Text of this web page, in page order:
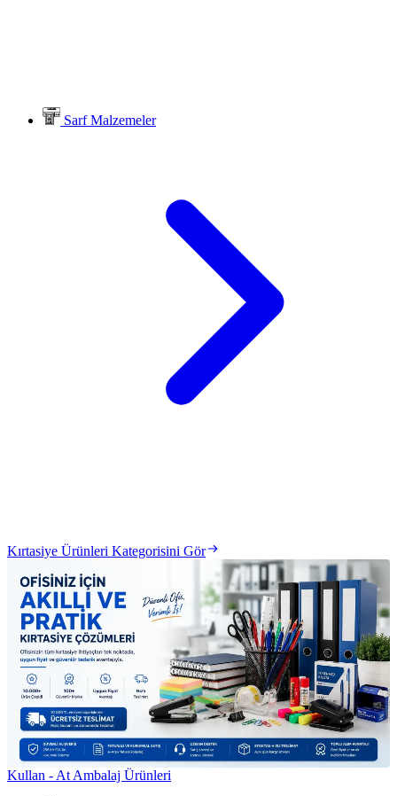
Sarf Malzemeler
Kırtasiye Ürünleri Kategorisini Gör
Kullan - At Ambalaj Ürünleri